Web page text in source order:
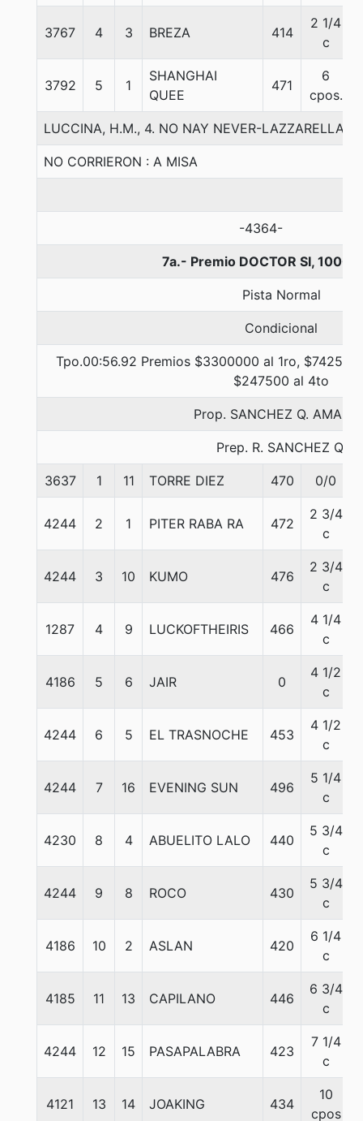
3767 4 3 BREZA 414
2 1/4
c
3792 5 1
SHANGHAI
QUEE
471
6
cpos.
LUCCINA, H.M., 4. NO NAY NEVER-LAZZARELLA-
NO CORRIERON : A MISA
-4364-
7a.- Premio DOCTOR SI, 1000
Pista Normal
Condicional
Tpo.00:56.92 Premios $3300000 al 1ro,
$247500 al 4to
Prop. SANCHEZ Q.
Prep. R. SANCHEZ Q.
3637 1 11 TORRE DIEZ 470 0/0
4244 2 1 PITER RABA RA 472
2 3/4
c
4244 3 10 KUMO 476
2 3/4
c
1287 4 9 LUCKOFTHEIRIS 466
4 1/4
c
4186 5 6 JAIR 0
4 1/2
c
4244 6 5 EL TRASNOCHE 453
4 1/2
c
4244 7 16 EVENING SUN 496
5 1/4
c
4230 8 4 ABUELITO LALO 440
5 3/4
c
4244 9 8 ROCO 430
5 3/4
c
4186 10 2 ASLAN 420
6 1/4
c
4185 11 13 CAPILANO 446
6 3/4
c
4244 12 15 PASAPALABRA 423
7 1/4
c
4121 13 14 JOAKING 434
10
cpos